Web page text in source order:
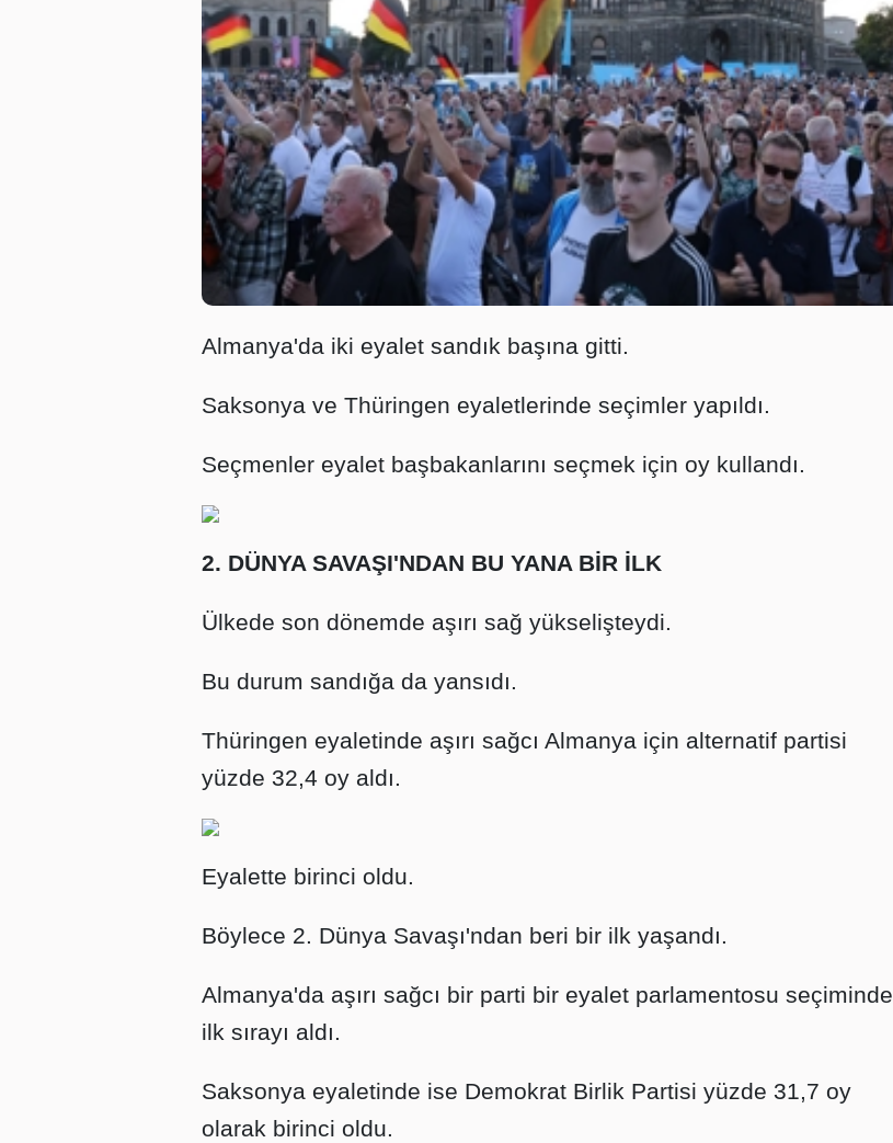
Almanya'da iki eyalet sandık başına gitti.
Saksonya ve Thüringen eyaletlerinde seçimler yapıldı.
Seçmenler eyalet başbakanlarını seçmek için oy kullandı.
2. DÜNYA SAVAŞI'NDAN BU YANA BİR İLK
Ülkede son dönemde aşırı sağ yükselişteydi.
Bu durum sandığa da yansıdı.
Thüringen eyaletinde aşırı sağcı Almanya için alternatif partisi
yüzde 32,4 oy aldı.
Eyalette birinci oldu.
Böylece 2. Dünya Savaşı'ndan beri bir ilk yaşandı.
Almanya'da aşırı sağcı bir parti bir eyalet parlamentosu seçiminde
ilk sırayı aldı.
Saksonya eyaletinde ise Demokrat Birlik Partisi yüzde 31,7 oy
olarak birinci oldu.